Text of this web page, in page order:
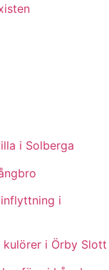
i Solberga
i
kulörer i Örby Slott